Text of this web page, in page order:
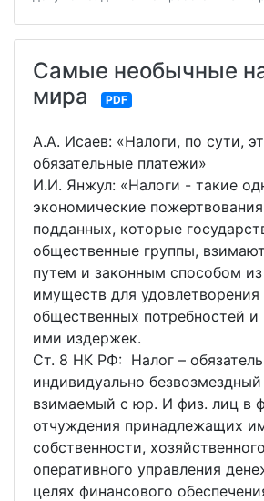
Самые необычные
мира
PDF
А.А. Исаев: «Налоги, по сути,
обязательные платежи»
И.И. Янжул: «Налоги - такие
экономические
подданных, которые
общественные группы,
путем и законным способом
имуществ для
общественных потребностей
ими издержек.
Ст. 8 НК РФ: Налог –
индивидуально
взимаемый с юр. И физ. лиц в
отчуждения принадлежащих
собственности,
оперативного управления
целях финансового